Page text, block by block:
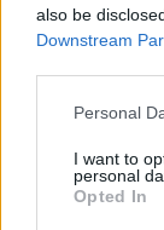
also be
Downstream
Please note
not limited to
grant or deny
use your data
Personal
I want to
personal
Opted In
Διαβάστε τη